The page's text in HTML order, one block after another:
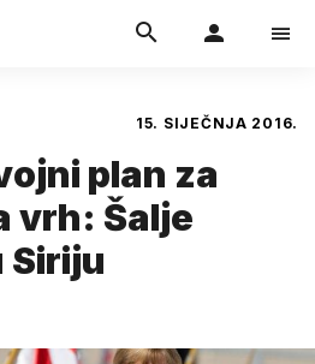
15. SIJEČNJA 2016.
plan za
vrh: Šalje
Siriju